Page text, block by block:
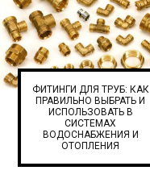
ФИТИНГИ ДЛЯ ТРУБ: КАК
ПРАВИЛЬНО ВЫБРАТЬ И
ИСПОЛЬЗОВАТЬ В
СИСТЕМАХ
ВОДОСНАБЖЕНИЯ И
ОТОПЛЕНИЯ